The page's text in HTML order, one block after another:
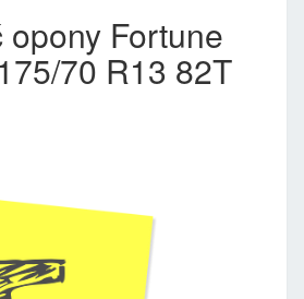
Fortune
70 R13 82T